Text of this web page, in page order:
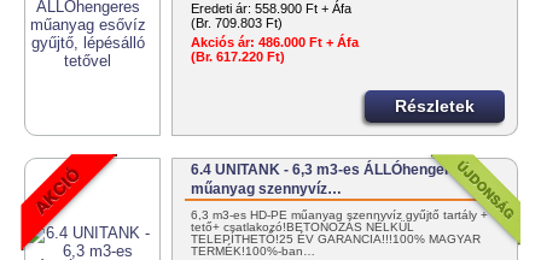
Eredeti ár: 558.900 Ft + Áfa
(Br. 709.803 Ft)
Akciós ár: 486.000 Ft + Áfa
(Br. 617.220 Ft)
Részletek
6.4 UNITANK - 6,3 m3-es ÁLLÓhengeres
műanyag szennyvíz…
6,3 m3-es HD-PE műanyag szennyvíz gyűjtő tartály +
tető+ csatlakozó!BETONOZÁS NÉLKÜL
TELEPÍTHETŐ!25 ÉV GARANCIA!!!100% MAGYAR
TERMÉK!100%-ban…